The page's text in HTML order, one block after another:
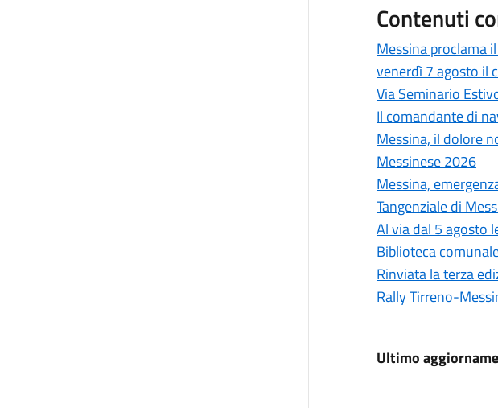
Contenuti
Messina proclama
venerdì 7 agosto il
Via Seminario
Il comandante di
Messina, il dolore
Messinese 2026
Messina,
Tangenziale di
Al via dal 5 agosto
Biblioteca
Rinviata la terza
Rally Tirreno-
Ultimo